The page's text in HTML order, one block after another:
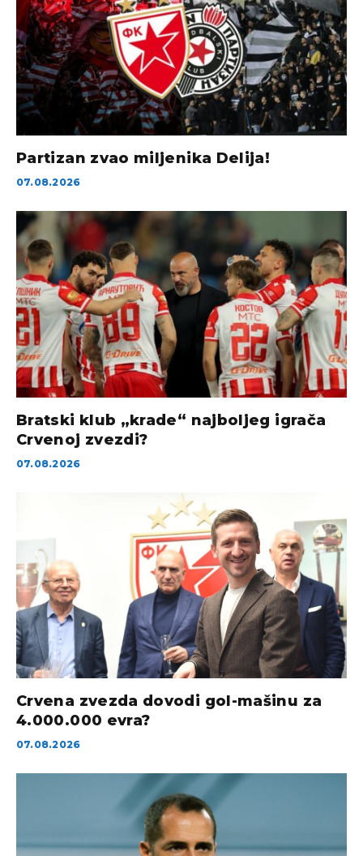
Partizan zvao miljenika Delija!
07.08.2026
Bratski klub „krade“ najboljeg igrača
Crvenoj zvezdi?
07.08.2026
Crvena zvezda dovodi gol-mašinu za
4.000.000 evra?
07.08.2026